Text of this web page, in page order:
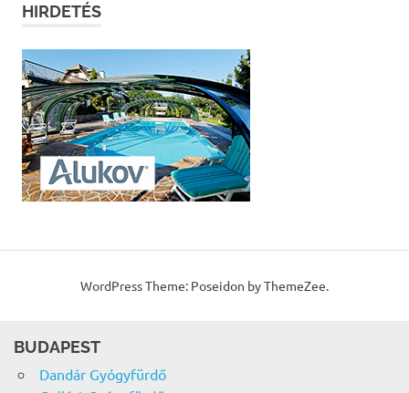
HIRDETÉS
WordPress Theme: Poseidon by ThemeZee.
BUDAPEST
Dandár Gyógyfürdő